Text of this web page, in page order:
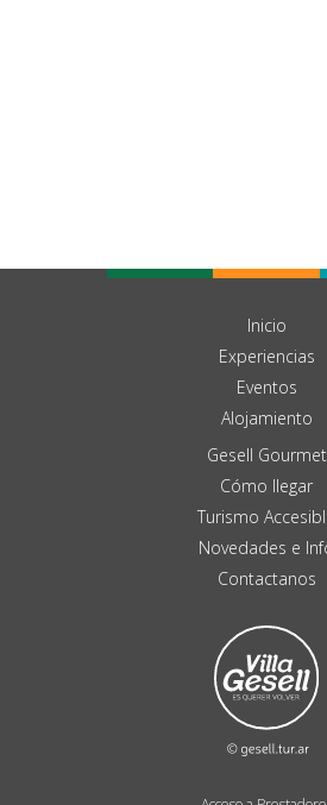
Inicio
Experiencias
Eventos
Alojamiento
Gesell Gourmet
Cómo llegar
Turismo
Novedades e
Contactanos